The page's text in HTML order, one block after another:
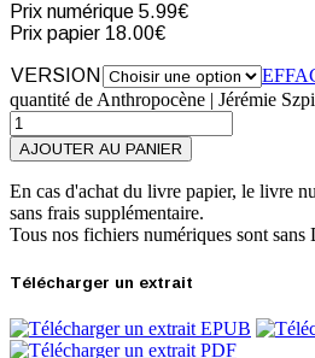
Prix numérique 5.99€
Prix papier 18.00€
VERSION
quantité de Anthropocène | Jérémie
AJOUTER AU PANIER
En cas d'achat du livre papier, le livre
sans frais supplémentaire.
Tous nos fichiers numériques sont sans
Télécharger un extrait